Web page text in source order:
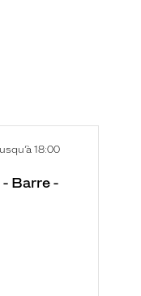
18:00
Barre -